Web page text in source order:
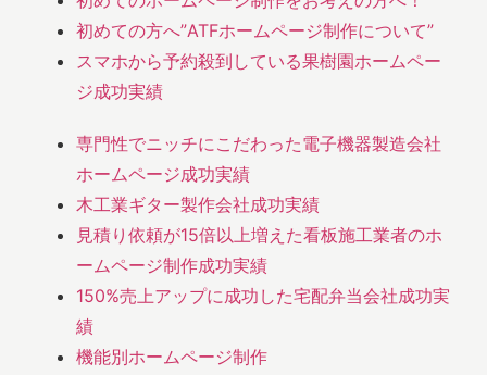
初めての方へ”ATFホームページ制作について”
スマホから予約殺到している果樹園ホームペー
ジ成功実績
専門性でニッチにこだわった電子機器製造会社
ホームページ成功実績
木工業ギター製作会社成功実績
見積り依頼が15倍以上増えた看板施工業者のホ
ームページ制作成功実績
150%売上アップに成功した宅配弁当会社成功実
績
機能別ホームページ制作